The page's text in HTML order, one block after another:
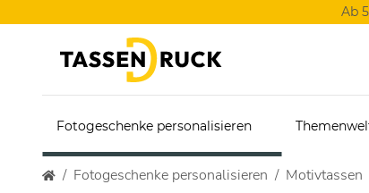
Ab
Fotogeschenke personalisieren
Fotogeschenke personalisieren Motivtassen